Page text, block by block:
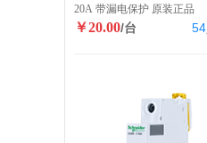
20A 带漏电保护 原装正品
￥20.00/台 54